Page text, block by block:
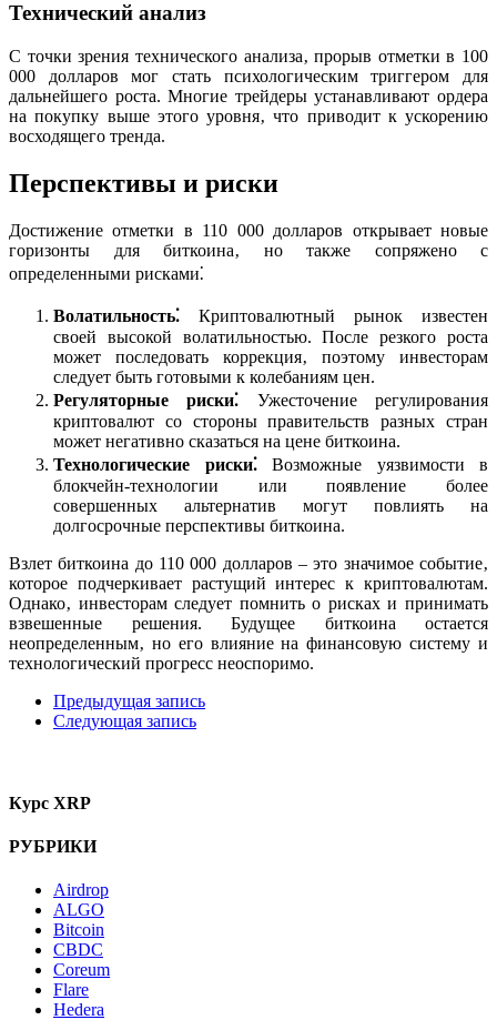
Технический анализ
С точки зрения технического анализа‚ прорыв отметки в 100
000 долларов мог стать психологическим триггером для
дальнейшего роста. Многие трейдеры устанавливают ордера
на покупку выше этого уровня‚ что приводит к ускорению
восходящего тренда.
Перспективы и риски
Достижение отметки в 110 000 долларов открывает новые
горизонты для биткоина‚ но также сопряжено с
определенными рисками⁚
Волатильность⁚ Криптовалютный рынок известен
своей высокой волатильностью. После резкого роста
может последовать коррекция‚ поэтому инвесторам
следует быть готовыми к колебаниям цен.
Регуляторные риски⁚ Ужесточение регулирования
криптовалют со стороны правительств разных стран
может негативно сказаться на цене биткоина.
Технологические риски⁚Возможные уязвимости в
блокчейн-технологии или появление более
совершенных альтернатив могут повлиять на
долгосрочные перспективы биткоина.
Взлет биткоина до 110 000 долларов – это значимое событие‚
которое подчеркивает растущий интерес к криптовалютам.
Однако‚ инвесторам следует помнить о рисках и принимать
взвешенные решения. Будущее биткоина остается
неопределенным‚ но его влияние на финансовую систему и
технологический прогресс неоспоримо.
Предыдущая запись
Следующая запись
Курс XRP
РУБРИКИ
Airdrop
ALGO
Bitcoin
CBDC
Coreum
Flare
Hedera